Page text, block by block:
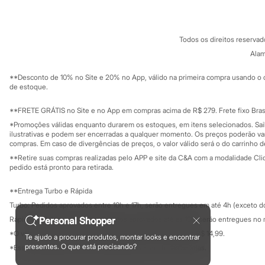
Cabelos
Condicionador
Finalizadores
Shampoo
Tratamento
Cuidados com o corpo
Hidratante
Protetor solar
Tratamento
Esfoliante
Hidratante
Tônicos
Maquiagens
Base
Personal Shopper
Te ajudo a procurar produtos, montar looks e encontrar
presentes. O que está precisando?
Mapa do site
Investidores
Privacidade
Configuração de cookies
Minha privacidade
C&A Pay
Sobre o C&A
Governança
Educação
Formas de pagamento
Todos os direitos
**Desconto de 10% no Site e 20% no App, válido na primeira compra usando
de estoque.
**FRETE GRÁTIS no Site e no App em compras acima de R$ 279. Frete fixo
*Promoções válidas enquanto durarem os estoques, em itens selecionados.
ilustrativas e podem ser encerradas a qualquer momento. Os preços poderão
compras. Em caso de divergências de preços, o valor válido será o do carrinho
**Retire suas compras realizadas pelo APP e site da C&A com a modalidade
pedido está pronto para retirada.
**Entrega Turbo e Rápida
Turbo: Pedidos aprovados entre 10h e 17h, serão entregues em até 4h (exceto
Rápida: Pedidos com os pagamentos aprovados até as 10h, serão entregues
*O valor do frete para o turbo é R$ 24,99 e para a rápida é R$ 14,99.
*Essa condição ainda não estará disponível em todas as lojas.